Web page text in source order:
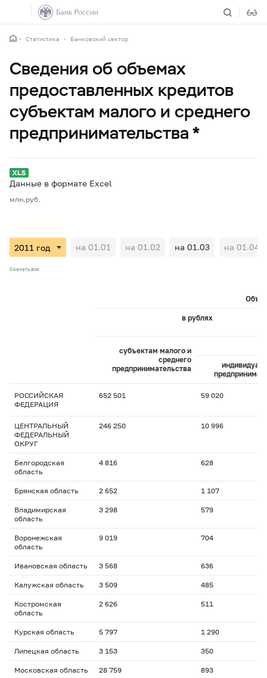
Статистика Банковский сектор
Сведения об объемах
предоставленных кредитов
субъектам малого и среднего
предпринимательства *
Данные в формате Excel
млн.руб.
на 01.01 на 01.02 на 01.03 на 01.04
Скачать все
в рублях
субъектам малого и
среднего
предпринимательства
РОССИЙСКАЯ
ФЕДЕРАЦИЯ
652 501 59 020
ЦЕНТРАЛЬНЫЙ
ФЕДЕРАЛЬНЫЙ
ОКРУГ
246 250 10 996
Белгородская
область
4 816 628
Брянская область 2 652 1 107
Владимирская
область
3 298 579
Воронежская
область
9 019 704
Ивановская область 3 568 636
Калужская область 3 509 485
Костромская
область
2 626 511
Курская область 5 797 1 290
Липецкая область 3 153 350
Московская область 28 759 893